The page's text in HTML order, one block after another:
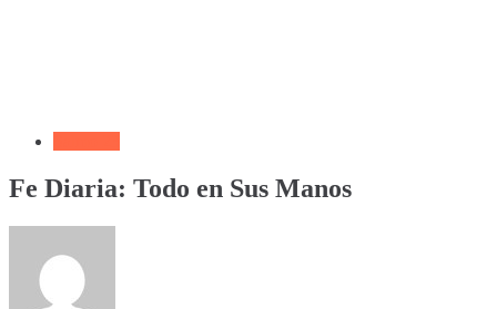
Fe Diaria: Todo en Sus Manos